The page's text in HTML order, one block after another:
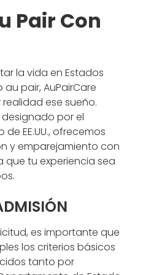
Pair Con
la vida en Estados
pair, AuPairCare
ese sueño.
por el
EE.UU., ofrecemos
y emparejamiento con
tu experiencia sea
es importante que
los criterios básicos
tanto por